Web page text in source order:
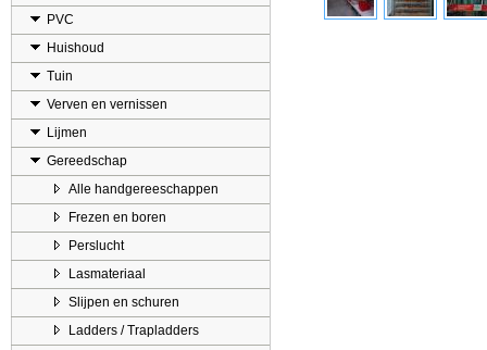
PVC
Huishoud
Tuin
Verven en vernissen
Lijmen
Gereedschap
Alle handgereeschappen
Frezen en boren
Perslucht
Lasmateriaal
Slijpen en schuren
Ladders / Trapladders